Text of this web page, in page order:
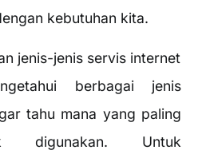
kebutuhan kita.
jenis-jenis servis internet
berbagai jenis
tahu mana yang paling
digunakan. Untuk